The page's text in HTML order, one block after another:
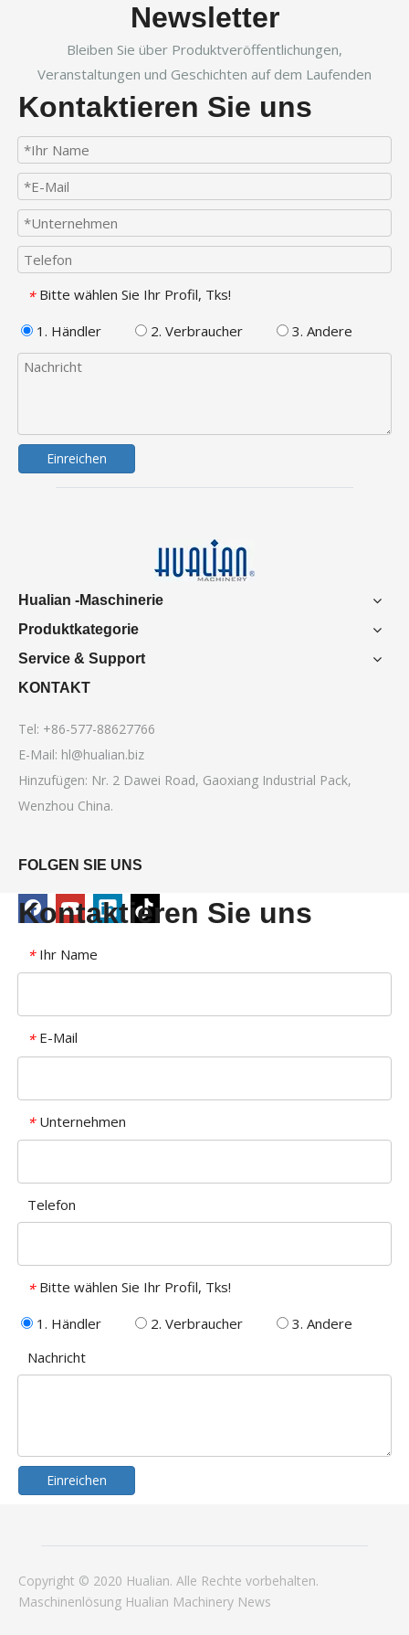
Newsletter
Bleiben Sie über Produktveröffentlichungen,
Veranstaltungen und Geschichten auf dem Laufenden
Kontaktieren Sie uns
* Bitte wählen Sie Ihr Profil, Tks!
1. Händler
2. Verbraucher 3. Andere
Einreichen
Hualian -Maschinerie
Produktkategorie
Service & Support
KONTAKT
Tel: +86-577-88627766
E-Mail: hl@hualian.biz
Hinzufügen: Nr. 2 Dawei Road, Gaoxiang Industrial Pack,
Wenzhou China.
FOLGEN SIE UNS
Kontaktieren Sie uns
* Ihr Name
* E-Mail
* Unternehmen
Telefon
* Bitte wählen Sie Ihr Profil, Tks!
1. Händler
2. Verbraucher
3. Andere
Nachricht
Einreichen
Copyright © 2020 Hualian. Alle Rechte vorbehalten.
Maschinenlösung Hualian Machinery News